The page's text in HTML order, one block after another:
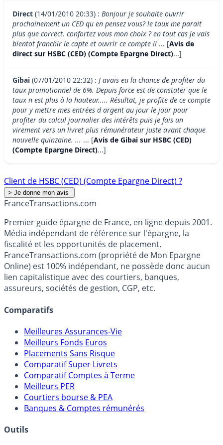
Direct (14/01/2010 20:33) : Bonjour je souhaite ouvrir
prochainement un CED qu en pensez vous? le taux me parait
plus que correct. confortez vous mon choix ? en tout cas je vais
bientot franchir le capte et ouvrir ce compte !! ... [Avis de
direct sur HSBC (CED) (Compte Epargne Direct)...]
Gibai (07/01/2010 22:32) : J avais eu la chance de profiter du
taux promotionnel de 6%. Depuis force est de constater que le
taux n est plus à la hauteur..... Résultat, je profite de ce compte
pour y mettre mes entrées d argent au jour le jour pour
profiter du calcul journalier des intérêts puis je fais un
virement vers un livret plus rémunérateur juste avant chaque
nouvelle quinzaine. ... ... [Avis de Gibai sur HSBC (CED)
(Compte Epargne Direct)...]
Client de HSBC (CED) (Compte Epargne Direct) ?
FranceTransactions.com
Premier guide épargne de France, en ligne depuis 2001.
Média indépendant de référence sur l'épargne, la
fiscalité et les opportunités de placement.
FranceTransactions.com (propriété de Mon Epargne
Online) est 100% indépendant, ne possède donc aucun
lien capitalistique avec des courtiers, banques,
assureurs, sociétés de gestion, CGP, etc.
Comparatifs
Meilleures Assurances-Vie
Meilleurs Fonds Euros
Placements Sans Risque
Comparatif Super Livrets
Comparatif Comptes à Terme
Meilleurs PER
Courtiers bourse & PEA
Banques & Comptes rémunérés
Outils